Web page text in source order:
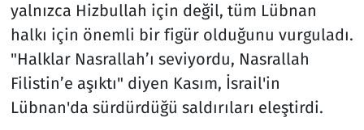
yalnızca Hizbullah için değil, tüm Lübnan
halkı için önemli bir figür olduğunu vurguladı.
"Halklar Nasrallah’ı seviyordu, Nasrallah
Filistin’e aşıktı" diyen Kasım, İsrail'in
Lübnan'da sürdürdüğü saldırıları eleştirdi.